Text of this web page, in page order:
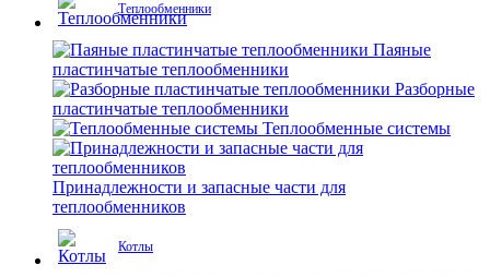
Теплообменники
Паяные
пластинчатые теплообменники
Разборные
пластинчатые теплообменники
Теплообменные системы
Принадлежности и запасные части для
теплообменников
Котлы